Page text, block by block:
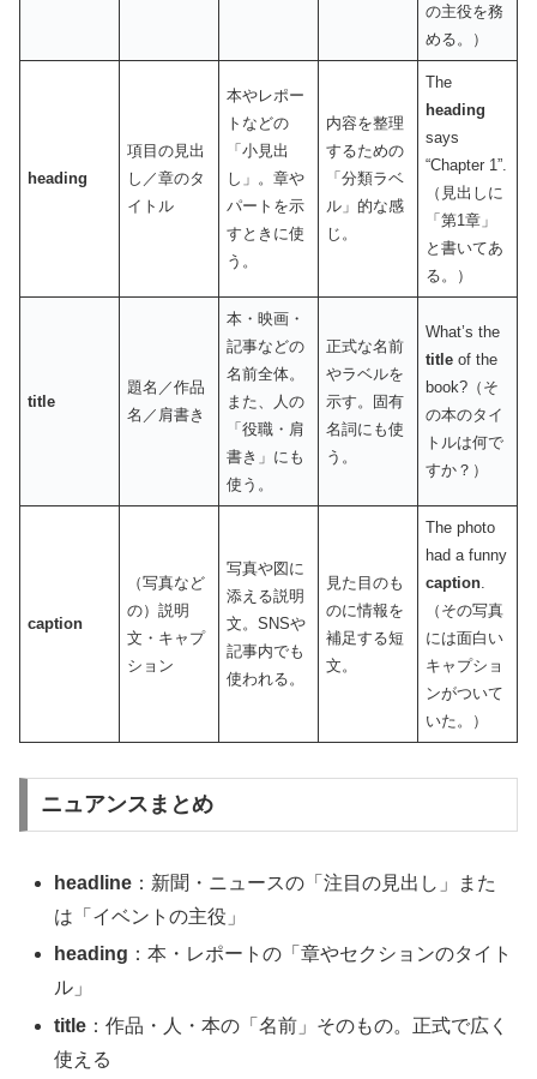
の主役を務
める。）
heading
項目の見出
し／章のタ
イトル
本やレポー
トなどの
「小見出
し」。章や
パートを示
すときに使
う。
内容を整理
するための
「分類ラベ
ル」的な感
じ。
The
heading
says
“Chapter 1”.
（見出しに
「第1章」
と書いてあ
る。）
title
題名／作品
名／肩書き
本・映画・
記事などの
名前全体。
また、人の
「役職・肩
書き」にも
使う。
正式な名前
やラベルを
示す。固有
名詞にも使
う。
What’s the
title of the
book?（そ
の本のタイ
トルは何で
すか？）
caption
（写真など
の）説明
文・キャプ
ション
写真や図に
添える説明
文。SNSや
記事内でも
使われる。
見た目のも
のに情報を
補足する短
文。
The photo
had a funny
caption
（その写真
には面白い
キャプショ
ンがついて
いた。）
ニュアンスまとめ
headline ：新聞・ニュースの「注目の見出し」また
は「イベントの主役」
heading ：本・レポートの「章やセクションのタイト
ル」
title ：作品・人・本の「名前」そのもの。正式で広く
使える